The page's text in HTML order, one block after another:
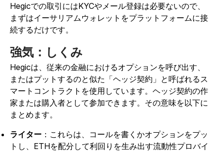
Hegicでの取引にはKYCやメール登録は必要ないので、
まずはイーサリアムウォレットをプラットフォームに接
続するだけです。
強気：しくみ
Hegicは、従来の金融におけるオプションを呼び出す、
またはプットするのと似た「ヘッジ契約」と呼ばれるス
マートコントラクトを使用しています。ヘッジ契約の作
家または購入者として参加できます。その意味を以下に
まとめます。
ライター ：これらは、コールを書くかオプションをプッ
トし、ETHを配分して利回りを生み出す流動性プロバイ